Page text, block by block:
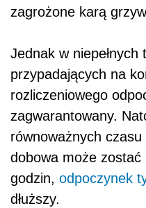
zagrożone karą
Jednak w niepełnych
przypadających na
rozliczeniowego
zagwarantowany.
równoważnych
dobowa może zostać
godzin, odpoczynek
dłuższy.